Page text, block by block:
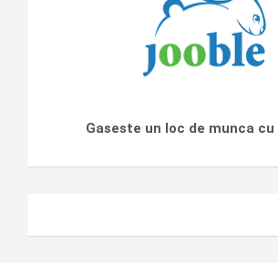
Gaseste un loc de munca cu